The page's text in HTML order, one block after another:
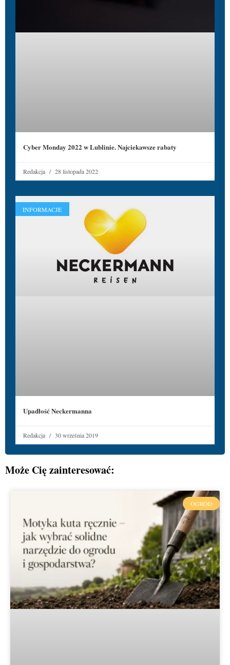
Cyber Monday 2022 w Lublinie. Najciekawsze rabaty
Redakcja 28 listopada 2022
INFORMACJE
Upadłość Neckermanna
Redakcja 30 września 2019
Może Cię zainteresować:
OGRÓD